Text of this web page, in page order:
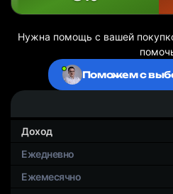
Нужна помощь с вашей
Поможем с
Доход